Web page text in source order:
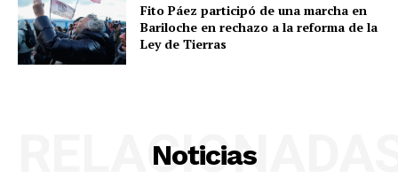
Fito Páez participó de una marcha en
Bariloche en rechazo a la reforma de la
Ley de Tierras
Noticias